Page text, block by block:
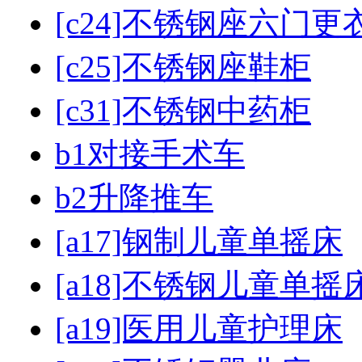
[c24]不锈钢座六门更
[c25]不锈钢座鞋柜
[c31]不锈钢中药柜
b1对接手术车
b2升降推车
[a17]钢制儿童单摇床
[a18]不锈钢儿童单摇
[a19]医用儿童护理床